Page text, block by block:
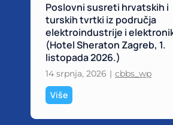
Poslovni susreti hrvatskih i
turskih tvrtki iz područja
elektroindustrije i
(Hotel Sheraton Zagreb, 1.
listopada 2026.)
14 srpnja, 2026 | cbbs_wp
VišeP
o
s